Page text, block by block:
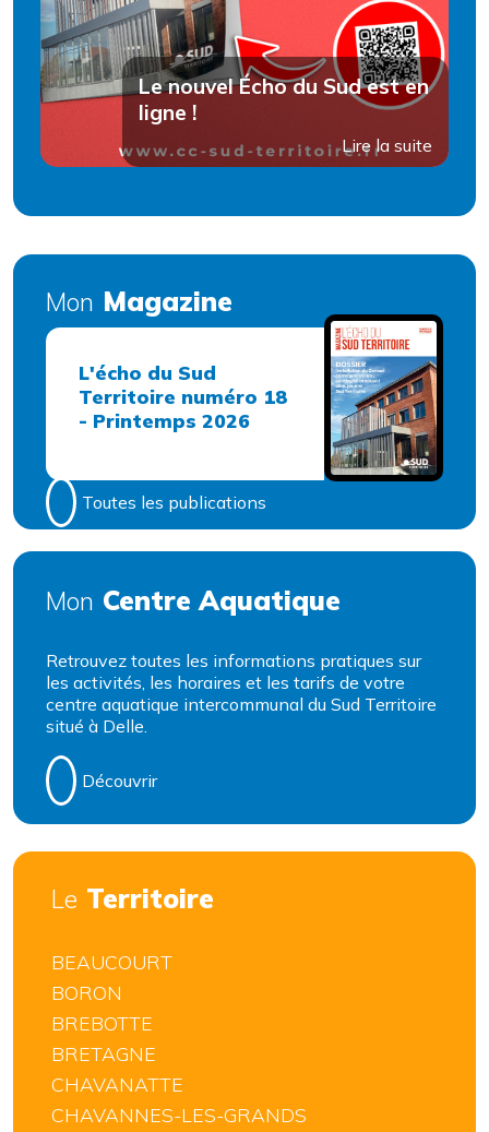
Le nouvel Écho du Sud est en
ligne !
Lire la suite
Mon Magazine
L'écho du Sud
Territoire numéro 18
- Printemps 2026
Toutes les publications
Mon Centre Aquatique
Retrouvez toutes les informations pratiques sur
les activités, les horaires et les tarifs de votre
centre aquatique intercommunal du Sud Territoire
situé à Delle.
Découvrir
Le Territoire
BEAUCOURT
BORON
BREBOTTE
BRETAGNE
CHAVANATTE
CHAVANNES-LES-GRANDS